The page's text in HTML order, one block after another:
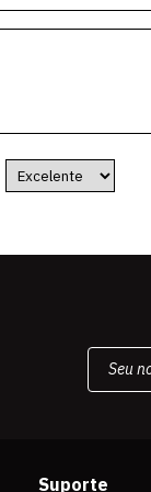
Suporte